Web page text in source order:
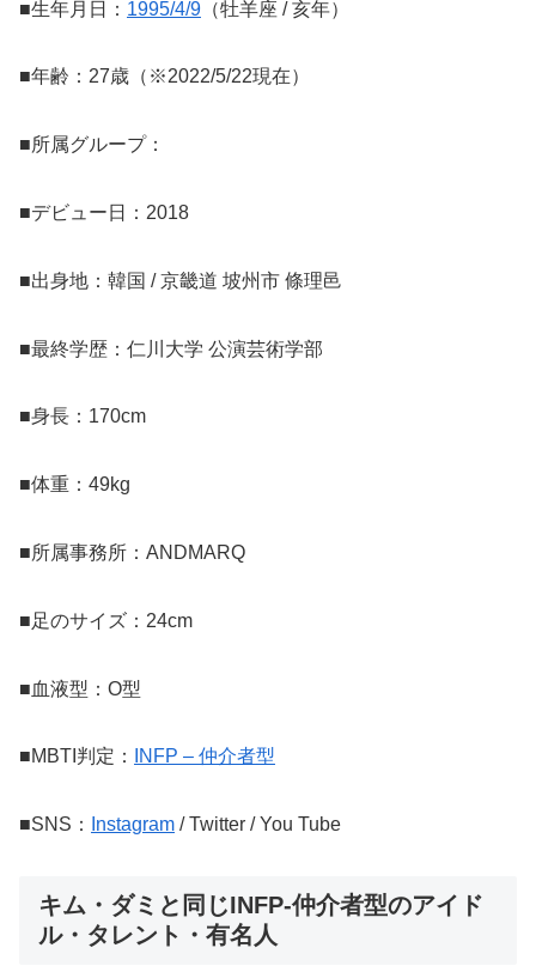
■生年月日： 1995/4/9 （牡羊座 / 亥年）
■年齢：27歳（※2022/5/22現在）
■所属グループ：
■デビュー日：2018
■出身地：韓国 / 京畿道 坡州市 條理邑
■最終学歴：仁川大学 公演芸術学部
■身長：170cm
■体重：49kg
■所属事務所：ANDMARQ
■足のサイズ：24cm
■血液型：O型
■MBTI判定： INFP – 仲介者型
■SNS： Instagram / Twitter / You Tube
キム・ダミと同じINFP-仲介者型のアイド
ル・タレント・有名人